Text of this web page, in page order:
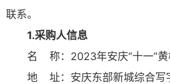
联系。
1.采购人信息
名 称：2023年安庆“十一”黄
地 址：安庆东部新城综合写